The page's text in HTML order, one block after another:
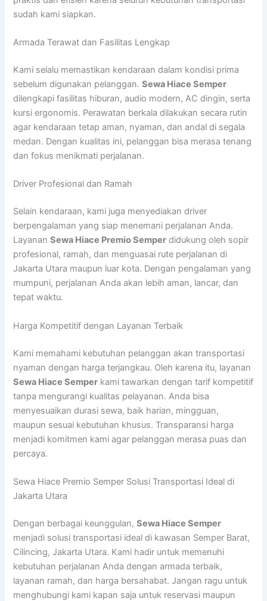
sudah kami siapkan.
Armada Terawat dan Fasilitas Lengkap
Kami selalu memastikan kendaraan dalam kondisi prima
sebelum digunakan pelanggan.Sewa Hiace Semper
dilengkapi fasilitas hiburan, audio modern, AC dingin, serta
kursi ergonomis. Perawatan berkala dilakukan secara rutin
agar kendaraan tetap aman, nyaman, dan andal di segala
medan. Dengan kualitas ini, pelanggan bisa merasa tenang
dan fokus menikmati perjalanan.
Driver Profesional dan Ramah
Selain kendaraan, kami juga menyediakan driver
berpengalaman yang siap menemani perjalanan Anda.
LayananSewa Hiace Premio Semper didukung oleh sopir
profesional, ramah, dan menguasai rute perjalanan di
Jakarta Utara maupun luar kota. Dengan pengalaman yang
mumpuni, perjalanan Anda akan lebih aman, lancar, dan
tepat waktu.
Harga Kompetitif dengan Layanan Terbaik
Kami memahami kebutuhan pelanggan akan transportasi
nyaman dengan harga terjangkau. Oleh karena itu, layanan
Sewa Hiace Semper kami tawarkan dengan tarif kompetitif
tanpa mengurangi kualitas pelayanan. Anda bisa
menyesuaikan durasi sewa, baik harian, mingguan,
maupun sesuai kebutuhan khusus. Transparansi harga
menjadi komitmen kami agar pelanggan merasa puas dan
percaya.
Sewa Hiace Premio Semper Solusi Transportasi Ideal di
Jakarta Utara
Dengan berbagai keunggulan,Sewa Hiace Semper
menjadi solusi transportasi ideal di kawasan Semper Barat,
Cilincing, Jakarta Utara. Kami hadir untuk memenuhi
kebutuhan perjalanan Anda dengan armada terbaik,
layanan ramah, dan harga bersahabat. Jangan ragu untuk
menghubungi kami kapan saja untuk reservasi maupun